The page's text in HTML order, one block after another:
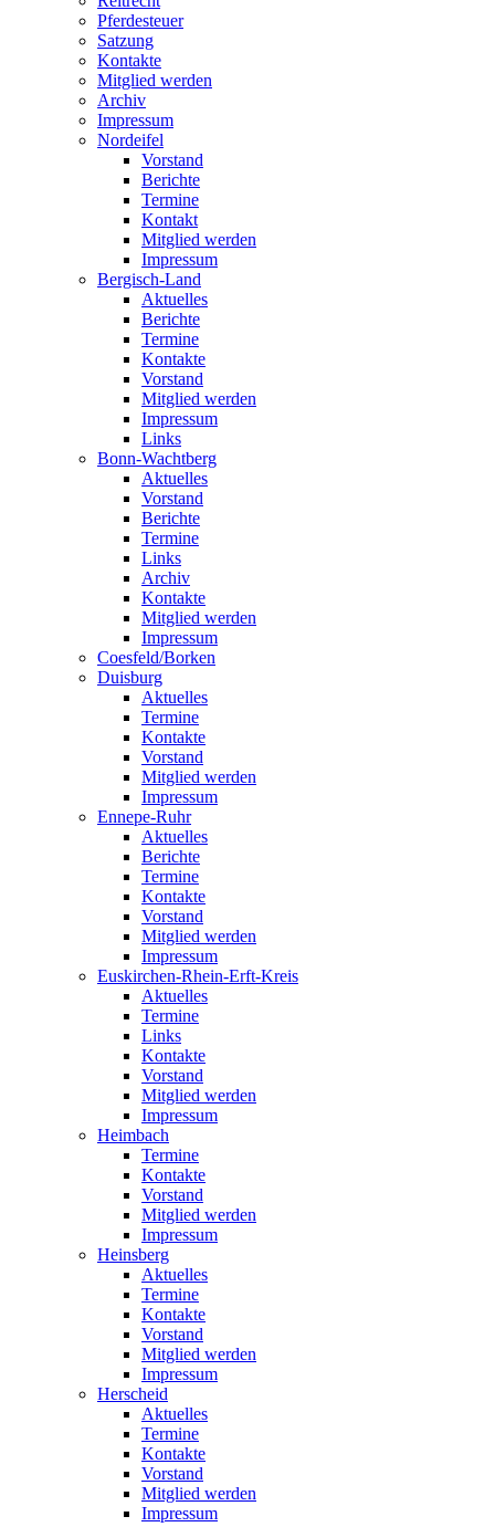
Pferdesteuer
Satzung
Kontakte
Mitglied werden
Archiv
Impressum
Nordeifel
Vorstand
Berichte
Termine
Kontakt
Mitglied werden
Impressum
Bergisch-Land
Aktuelles
Berichte
Termine
Kontakte
Vorstand
Mitglied werden
Impressum
Links
Bonn-Wachtberg
Aktuelles
Vorstand
Berichte
Termine
Links
Archiv
Kontakte
Mitglied werden
Impressum
Coesfeld/Borken
Duisburg
Aktuelles
Termine
Kontakte
Vorstand
Mitglied werden
Impressum
Ennepe-Ruhr
Aktuelles
Berichte
Termine
Kontakte
Vorstand
Mitglied werden
Impressum
Euskirchen-Rhein-Erft-Kreis
Aktuelles
Termine
Links
Kontakte
Vorstand
Mitglied werden
Impressum
Heimbach
Termine
Kontakte
Vorstand
Mitglied werden
Impressum
Heinsberg
Aktuelles
Termine
Kontakte
Vorstand
Mitglied werden
Impressum
Herscheid
Aktuelles
Termine
Kontakte
Vorstand
Mitglied werden
Impressum